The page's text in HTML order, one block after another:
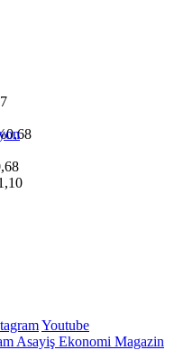
Youtube
Asayiş Ekonomi Magazin